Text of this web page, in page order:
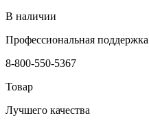
В наличии
Профессиональная поддержка
8-800-550-5367
Товар
Лучшего качества